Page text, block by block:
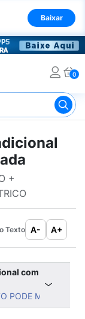
Baixar
0
Eno Tradicional
+
Texto A- A+
com
PODE ME